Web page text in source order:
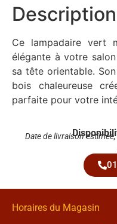
Description
Ce lampadaire vert
élégante à votre
sa tête orientable.
bois chaleureuse
parfaite pour votre
Date de livraison
Horaires du Magasin